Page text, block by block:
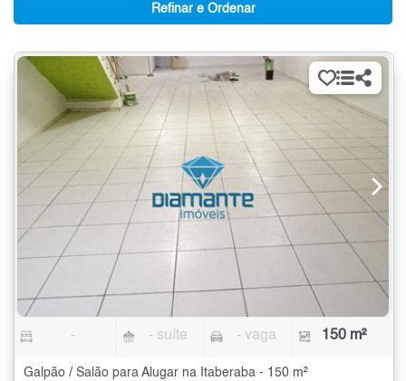
Refinar e Ordenar
- - suíte - vaga 150 m²
Galpão / Salão para Alugar na Itaberaba - 150 m²